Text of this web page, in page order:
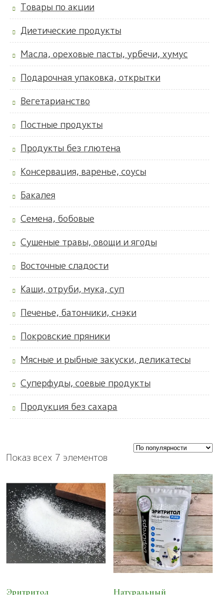
Товары по акции
Диетические продукты
Масла, ореховые пасты, урбечи, хумус
Подарочная упаковка, открытки
Вегетарианство
Постные продукты
Продукты без глютена
Консервация, варенье, соусы
Бакалея
Семена, бобовые
Сушеные травы, овощи и ягоды
Восточные сладости
Каши, отруби, мука, суп
Печенье, батончики, снэки
Покровские пряники
Мясные и рыбные закуски, деликатесы
Суперфуды, соевые продукты
Продукция без сахара
Показ всех 7 элементов
Эритритол Натуральный